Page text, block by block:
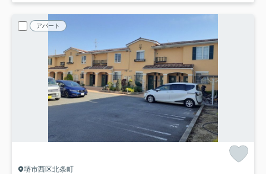
アパート
堺市西区北条町